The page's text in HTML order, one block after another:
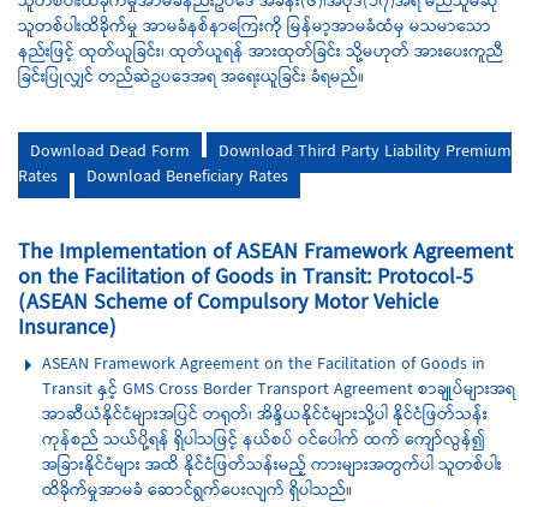
သူတစ်ပါးထိခိုက်မှု အာမခံနစ်နာကြေးကို မြန်မာ့အာမခံထံမှ မသမာသော
နည်းဖြင့် ထုတ်ယူခြင်း၊ ထုတ်ယူရန် အားထုတ်ခြင်း သို့မဟုတ် အားပေးကူညီ
ခြင်းပြုလျှင် တည်ဆဲဥပဒေအရ အရေးယူခြင်း ခံရမည်။
Download Dead Form
Download Third Party Liability Premium
Rates
Download Beneficiary Rates
The Implementation of ASEAN Framework Agreement
on the Facilitation of Goods in Transit: Protocol-5
(ASEAN Scheme of Compulsory Motor Vehicle
Insurance)
ASEAN Framework Agreement on the Facilitation of Goods in
Transit နှင့် GMS Cross Border Transport Agreement စာချုပ်များအရ
အာဆီယံနိုင်ငံများအပြင် တရုတ်၊ အိန္ဒိယနိုင်ငံများသို့ပါ နိုင်ငံဖြတ်သန်း
ကုန်စည် သယ်ပို့ရန် ရှိပါသဖြင့် နယ်စပ် ဝင်ပေါက် ထက် ကျော်လွန်၍
အခြားနိုင်ငံများ အထိ နိုင်ငံဖြတ်သန်းမည့် ကားများအတွက်ပါ သူတစ်ပါး
ထိခိုက်မှုအာမခံ ဆောင်ရွက်ပေးလျက် ရှိပါသည်။